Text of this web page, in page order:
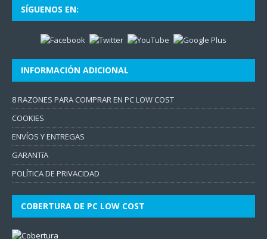
SÍGUENOS EN:
INFORMACIÓN ADICIONAL
8 RAZONES PARA COMPRAR EN PC LOW COST
COOKIES
ENVÍOS Y ENTREGAS
GARANTíA
POLÍTICA DE PRIVACIDAD
COBERTURA DE PC LOW COST